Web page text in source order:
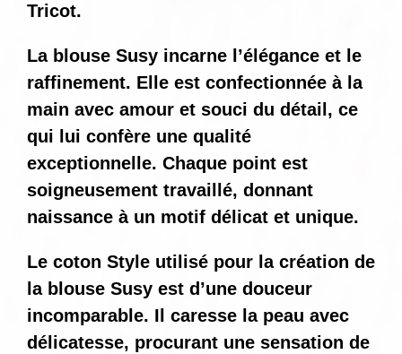
Tricot.
La blouse Susy incarne l’élégance et le
raffinement. Elle est confectionnée à la
main avec amour et souci du détail, ce
qui lui confère une qualité
exceptionnelle. Chaque point est
soigneusement travaillé, donnant
naissance à un motif délicat et unique.
Le coton Style utilisé pour la création de
la blouse Susy est d’une douceur
incomparable. Il caresse la peau avec
délicatesse, procurant une sensation de